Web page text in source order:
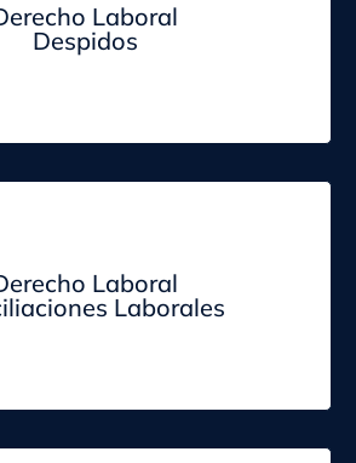
Laboral
Despidos
Laboral
Laborales